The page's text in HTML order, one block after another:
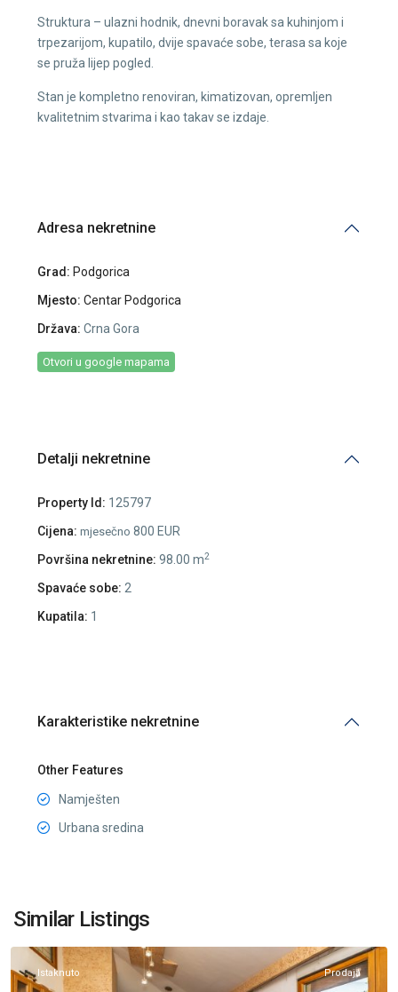
Struktura – ulazni hodnik, dnevni boravak sa kuhinjom i
trpezarijom, kupatilo, dvije spavaće sobe, terasa sa koje
se pruža lijep pogled.
Stan je kompletno renoviran, kimatizovan, opremljen
kvalitetnim stvarima i kao takav se izdaje.
Adresa nekretnine
Grad: Podgorica
Mjesto: Centar Podgorica
Država: Crna Gora
Otvori u google mapama
Detalji nekretnine
Property Id: 125797
Cijena: mjesečno 800 EUR
Površina nekretnine: 98.00 m2
Spavaće sobe: 2
Kupatila: 1
Karakteristike nekretnine
Other Features
Namješten
Urbana sredina
Similar Listings
Podgorica,
Podgorica
Istaknuto Prodaja